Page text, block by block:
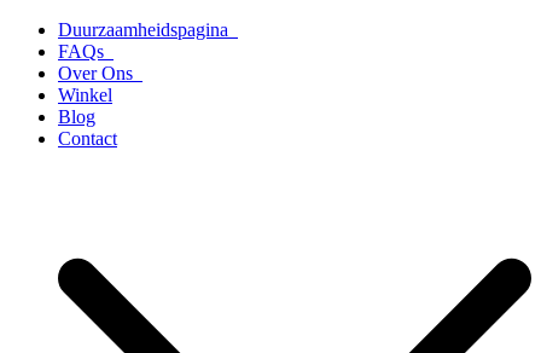
naar
inhoud
Duurzaamheidspagina
FAQs
Over Ons
Winkel
Blog
Contact